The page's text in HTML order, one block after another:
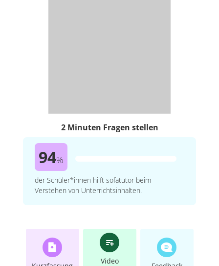
2 Minuten Fragen stellen
94%
der Schüler*innen hilft sofatutor beim
Verstehen von Unterrichtsinhalten.
Video